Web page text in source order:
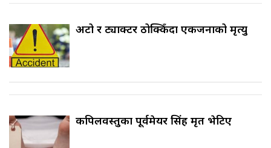
अटो र ट्याक्टर ठोक्किँदा एकजनाको मृत्यु
कपिलवस्तुका पूर्वमेयर सिंह मृत भेटिए